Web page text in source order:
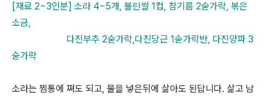
[재료 2~3인분] 소라 4~5개, 불린쌀 1컵, 참기름 2숟가락, 볶은
소금,
다진부추 2숟가락,다진당근 1숟가락반, 다진양파 3
숟가락
소라는 찜통에 쪄도 되고, 물을 넣은뒤에 삶아도 된답니다. 삶고 남